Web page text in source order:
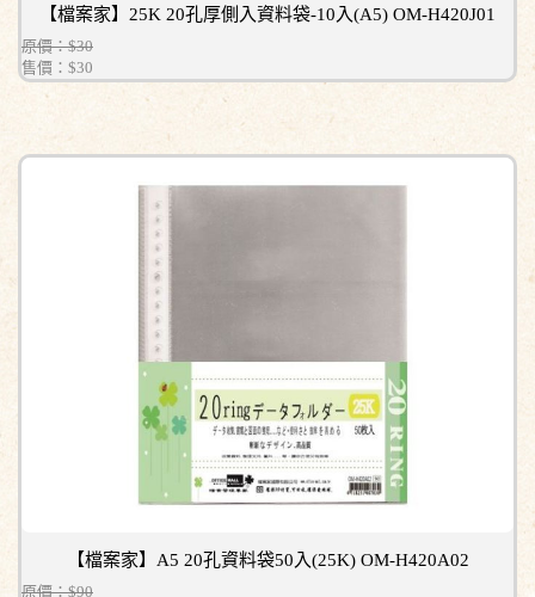
【檔案家】25K 20孔厚側入資料袋-10入(A5) OM-H420J01
原價：$30
售價： $30
【檔案家】A5 20孔資料袋50入(25K) OM-H420A02
原價：$90